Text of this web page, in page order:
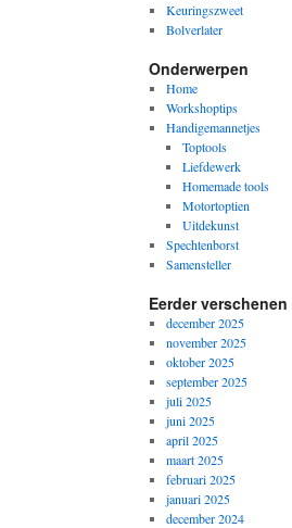
Keuringszweet
Bolverlater
Onderwerpen
Home
Workshoptips
Handigemannetjes
Toptools
Liefdewerk
Homemade tools
Motortoptien
Uitdekunst
Spechtenborst
Samensteller
Eerder verschenen
december 2025
november 2025
oktober 2025
september 2025
juli 2025
juni 2025
april 2025
maart 2025
februari 2025
januari 2025
december 2024